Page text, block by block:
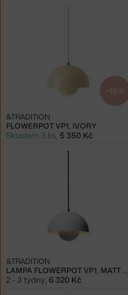
−15 %
FLOWERPOT VP1, IVORY
&TRADITION
Skladem 3 ks, 5 350 Kč
LAMPA FLOWERPOT VP1, MATT LIGHT GREY
&TRADITION
2 - 3 týdny, 6 320 Kč